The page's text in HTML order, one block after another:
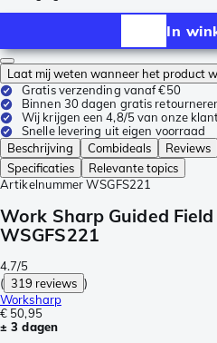
In
Laat mij weten wanneer het product
Gratis verzending vanaf €50
Binnen 30 dagen gratis
Wij krijgen een 4,8/5 van onze
Snelle levering uit eigen voorraad
Beschrijving
Combideals Reviews
Specificaties
Relevante topics
Artikelnummer WSGFS221
Work Sharp Guided
WSGFS221
4.7/5
( 319 reviews )
Worksharp
€ 50,95
± 3 dagen